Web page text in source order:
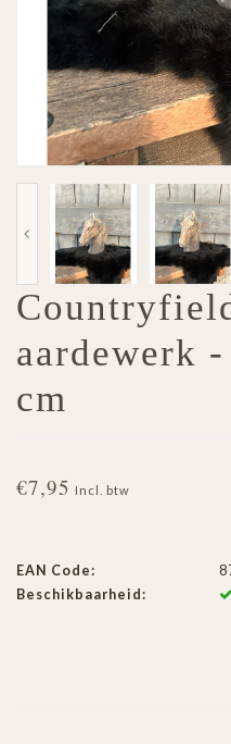
aardewerk
cm
€7,95 Incl. btw
EAN Code:
Beschikbaarheid: